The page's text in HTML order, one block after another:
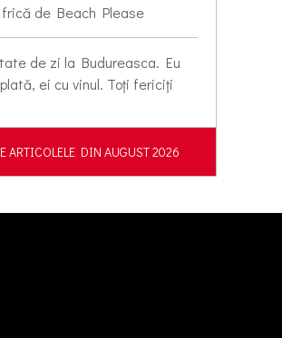
de Beach Please
de zi la Budureasca. Eu
ei cu vinul. Toți fericiți
ARTICOLELE DIN AUGUST 2026